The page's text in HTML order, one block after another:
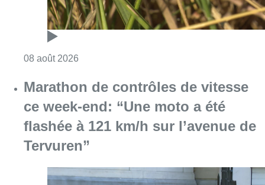
08 août 2026
Marathon de contrôles de vitesse
ce week-end: “Une moto a été
flashée à 121 km/h sur l’avenue de
Tervuren”